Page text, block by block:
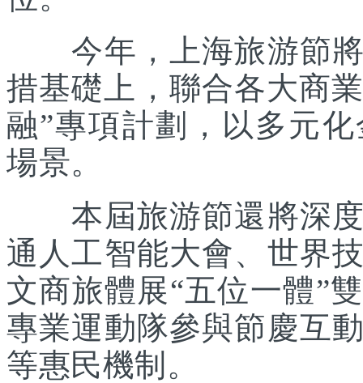
今年，上海旅游節將
措基礎上，聯合各大商
融”專項計劃，以多元
場景。
本屆旅游節還將深度
通人工智能大會、世界
文商旅體展“五位一體”
專業運動隊參與節慶互
等惠民機制。